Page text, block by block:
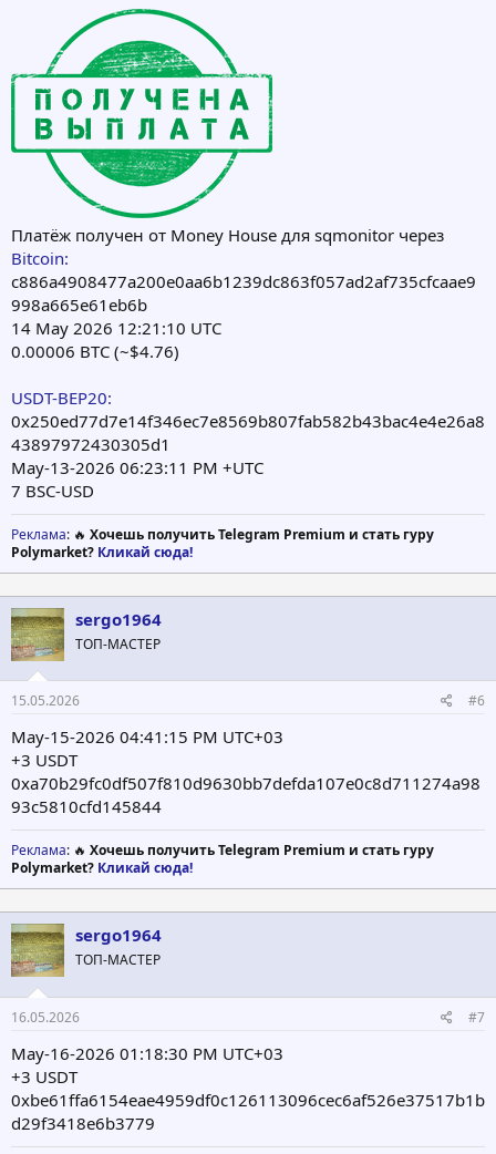
Платёж получен от Money House для sqmonitor через
Bitcoin:
c886a4908477a200e0aa6b1239dc863f057ad2af735cfcaae9
998a665e61eb6b
14 May 2026 12:21:10 UTC
0.00006 BTC (~$4.76)
USDT-BEP20:
0x250ed77d7e14f346ec7e8569b807fab582b43bac4e4e26a8
43897972430305d1
May-13-2026 06:23:11 PM +UTC
7 BSC-USD
Реклама: 🔥 Хочешь получить Telegram Premium и стать гуру
Polymarket? Кликай сюда!
sergo1964
ТОП-МАСТЕР
15.05.2026 #6
May-15-2026 04:41:15 PM UTC+03
+3 USDT
0xa70b29fc0df507f810d9630bb7defda107e0c8d711274a98
93c5810cfd145844
Реклама: 🔥 Хочешь получить Telegram Premium и стать гуру
Polymarket? Кликай сюда!
sergo1964
ТОП-МАСТЕР
16.05.2026 #7
May-16-2026 01:18:30 PM UTC+03
+3 USDT
0xbe61ffa6154eae4959df0c126113096cec6af526e37517b1b
d29f3418e6b3779